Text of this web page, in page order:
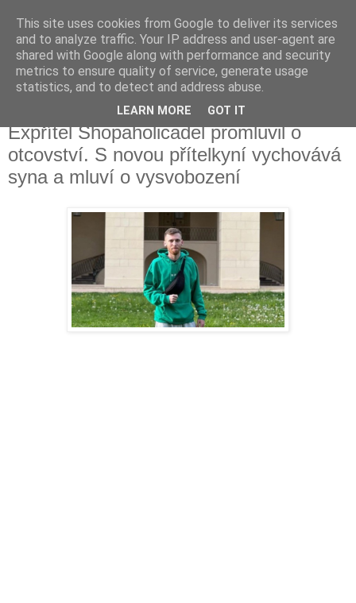
Fakečlánky
Věř všemu co tady vidíš.
středa 10. května 2023
Expřítel Shopaholicadel promluvil o
otcovství. S novou přítelkyní vychovává
syna a mluví o vysvobození
This site uses cookies from Google to deliver its services
and to analyze traffic. Your IP address and user-agent are
shared with Google along with performance and security
metrics to ensure quality of service, generate usage
statistics, and to detect and address abuse.
LEARN MORE GOT IT